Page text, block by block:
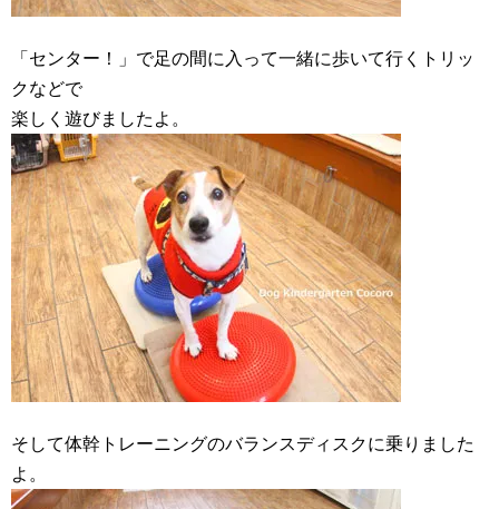
「センター！」で足の間に入って一緒に歩いて行くトリッ
クなどで
楽しく遊びましたよ。
そして体幹トレーニングのバランスディスクに乗りました
よ。